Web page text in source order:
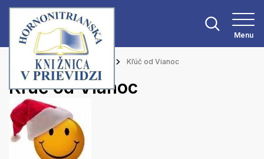
Menu
Hlavná stránka Podujatia Kľúč od Vianoc
Kľúč od Vianoc